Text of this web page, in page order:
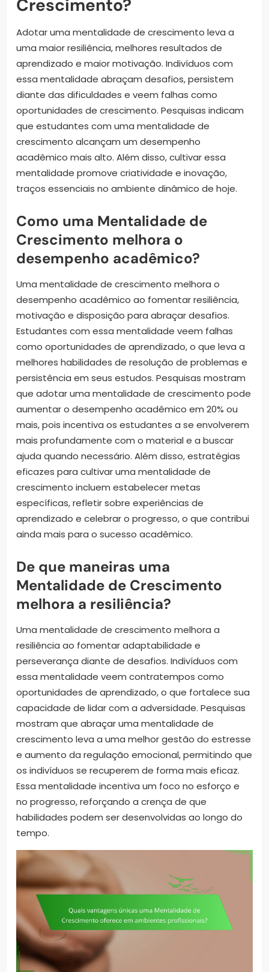
Crescimento?
Adotar uma mentalidade de crescimento leva a
uma maior resiliência, melhores resultados de
aprendizado e maior motivação. Indivíduos com
essa mentalidade abraçam desafios, persistem
diante das dificuldades e veem falhas como
oportunidades de crescimento. Pesquisas indicam
que estudantes com uma mentalidade de
crescimento alcançam um desempenho
acadêmico mais alto. Além disso, cultivar essa
mentalidade promove criatividade e inovação,
traços essenciais no ambiente dinâmico de hoje.
Como uma Mentalidade de
Crescimento melhora o
desempenho acadêmico?
Uma mentalidade de crescimento melhora o
desempenho acadêmico ao fomentar resiliência,
motivação e disposição para abraçar desafios.
Estudantes com essa mentalidade veem falhas
como oportunidades de aprendizado, o que leva a
melhores habilidades de resolução de problemas e
persistência em seus estudos. Pesquisas mostram
que adotar uma mentalidade de crescimento pode
aumentar o desempenho acadêmico em 20% ou
mais, pois incentiva os estudantes a se envolverem
mais profundamente com o material e a buscar
ajuda quando necessário. Além disso, estratégias
eficazes para cultivar uma mentalidade de
crescimento incluem estabelecer metas
específicas, refletir sobre experiências de
aprendizado e celebrar o progresso, o que contribui
ainda mais para o sucesso acadêmico.
De que maneiras uma
Mentalidade de Crescimento
melhora a resiliência?
Uma mentalidade de crescimento melhora a
resiliência ao fomentar adaptabilidade e
perseverança diante de desafios. Indivíduos com
essa mentalidade veem contratempos como
oportunidades de aprendizado, o que fortalece sua
capacidade de lidar com a adversidade. Pesquisas
mostram que abraçar uma mentalidade de
crescimento leva a uma melhor gestão do estresse
e aumento da regulação emocional, permitindo que
os indivíduos se recuperem de forma mais eficaz.
Essa mentalidade incentiva um foco no esforço e
no progresso, reforçando a crença de que
habilidades podem ser desenvolvidas ao longo do
tempo.